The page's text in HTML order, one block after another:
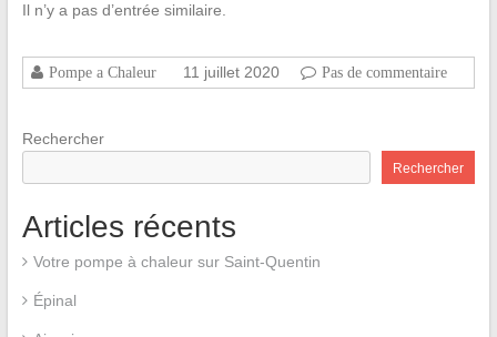
Il n’y a pas d’entrée similaire.
Pompe a Chaleur 11 juillet 2020 Pas de commentaire
Rechercher
Rechercher
Articles récents
Votre pompe à chaleur sur Saint-Quentin
Épinal